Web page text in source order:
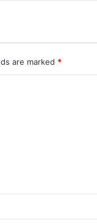
are marked *